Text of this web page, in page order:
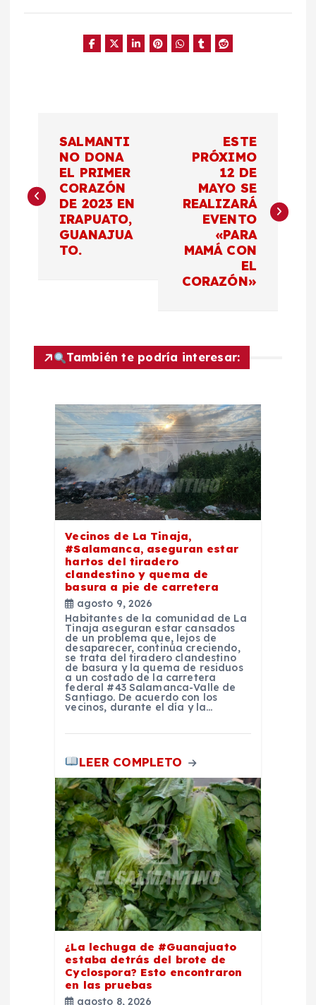
v
c
SALMANTI
NO DONA
EL PRIMER
CORAZÓN
DE 2023 EN
IRAPUATO,
GUANAJUA
TO.
ESTE
PRÓXIMO
12 DE
MAYO SE
REALIZARÁ
EVENTO
«PARA
MAMÁ CON
EL
CORAZÓN»
También te podría interesar:
Vecinos de La Tinaja,
#Salamanca, aseguran estar
hartos del tiradero
clandestino y quema de
basura a pie de carretera
agosto 9, 2026
Habitantes de la comunidad de La
Tinaja aseguran estar cansados
de un problema que, lejos de
desaparecer, continúa creciendo,
se trata del tiradero clandestino
de basura y la quema de residuos
a un costado de la carretera
federal #43 Salamanca-Valle de
Santiago. De acuerdo con los
vecinos, durante el día y la…
LEER COMPLETO
¿La lechuga de #Guanajuato
estaba detrás del brote de
Cyclospora? Esto encontraron
en las pruebas
agosto 8, 2026